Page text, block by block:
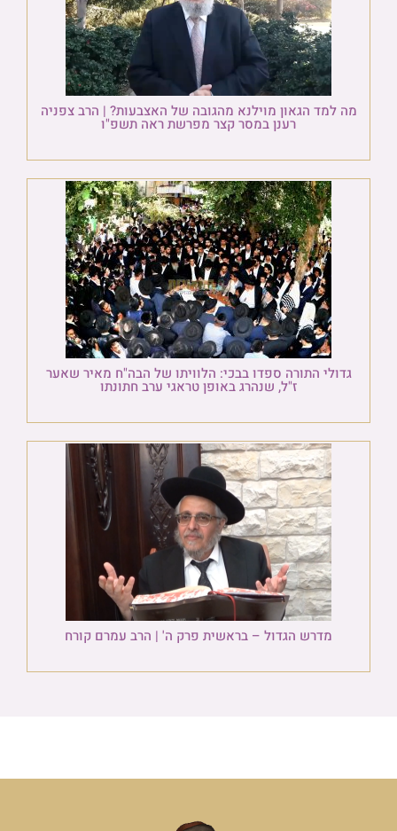
מה למד הגאון מוילנא מהגובה של האצבעות? | הרב צפניה
רענן במסר קצר מפרשת ראה תשפ"ו
גדולי התורה ספדו בבכי: הלוויתו של הבה"ח מאיר שאער
ז"ל, שנהרג באופן טראגי ערב חתונתו
מדרש הגדול – בראשית פרק ה' | הרב עמרם קורח